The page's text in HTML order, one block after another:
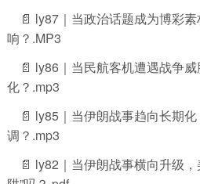
📄 ly87｜当政治话题成为博彩
响？.MP3
📄 ly86｜当民航客机遭遇战争
化？.mp3
📄 ly85｜当伊朗战事趋向长期
调？.mp3
📄 ly82｜当伊朗战事横向升级，